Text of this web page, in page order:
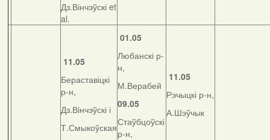
Дз.Вінчэўскі et
al.
11.05
Бераставіцкі
р-н,
Дз.Вінчэўскі і
Т.Смыкоўская
01.05
Любанскі р-
н,
М.Верабей
09.05
Стаўбцоўскі
р-н,
11.05
Рэчыцкі р-н,
А.Шэўчык